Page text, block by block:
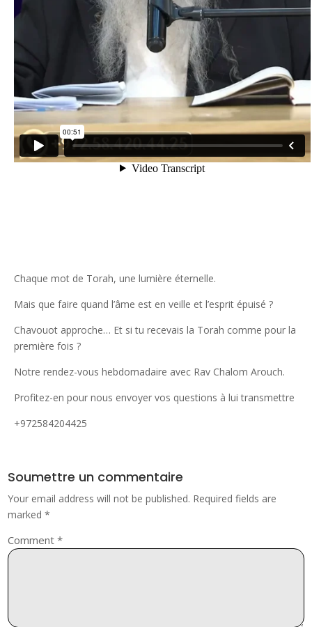
Chaque mot de Torah, une lumière éternelle.
Mais que faire quand l’âme est en veille et l’esprit épuisé ?
Chavouot approche… Et si tu recevais la Torah comme pour la
première fois ?
Notre rendez-vous hebdomadaire avec Rav Chalom Arouch.
Profitez-en pour nous envoyer vos questions à lui transmettre
+972584204425
Soumettre un commentaire
Your email address will not be published. Required fields are
marked*
Comment*